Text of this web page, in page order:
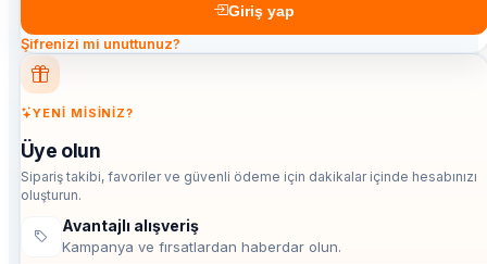
Giriş yap
Şifrenizi mi unuttunuz?
YENI MISINIZ?
Üye olun
Sipariş takibi, favoriler ve güvenli ödeme için dakikalar içinde hesabınızı
oluşturun.
Avantajlı alışveriş
Kampanya ve fırsatlardan haberdar olun.